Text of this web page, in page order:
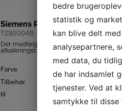
Siemens Rengøringskit til espressomaskiner
TZ80004B
Der medfølger: 10 rensetabletter, 3
afkalkningstabletter, 1 BRITA Intenza
vandfilter, 1 mælkeslangerensebørste.
Farve
Hvid
Tilbehør
til
samt espressomaskiner til
indbygning
bedre
statistik og
kan blive delt
analysepartnere,
med data, du
de har indsamlet
tjenester. Ved at
samtykke til disse